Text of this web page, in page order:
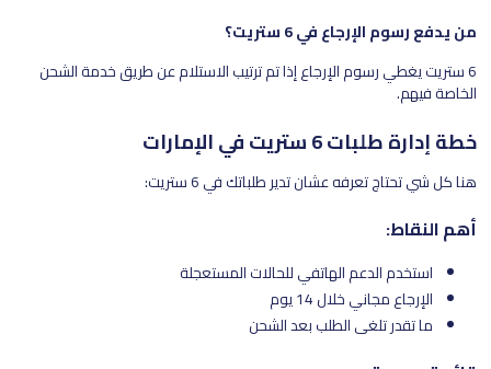
من يدفع رسوم الإرجاع في 6 ستريت؟
6 ستريت يغطي رسوم الإرجاع إذا تم ترتيب الاستلام عن طريق خدمة الشحن
الخاصة فيهم.
خطة إدارة طلبات 6 ستريت في الإمارات
هنا كل شي تحتاج تعرفه عشان تدير طلباتك في 6 ستريت:
أهم النقاط:
استخدم الدعم الهاتفي للحالات المستعجلة
الإرجاع مجاني خلال 14 يوم
ما تقدر تلغي الطلب بعد الشحن